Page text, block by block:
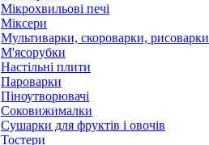
Мікрохвильові печі
Міксери
Мультиварки, скороварки, рисоварки
М'ясорубки
Настільні плити
Пароварки
Піноутворювачі
Соковижималки
Сушарки для фруктів і овочів
Тостери